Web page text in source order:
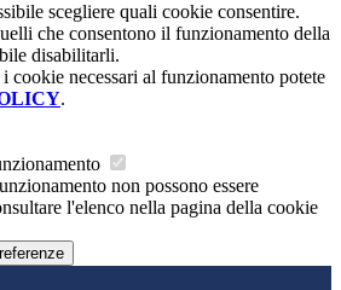
scegliere quali cookie consentire.
che consentono il funzionamento della
disabilitarli.
cookie necessari al funzionamento potete
.
non possono essere
l'elenco nella pagina della cookie